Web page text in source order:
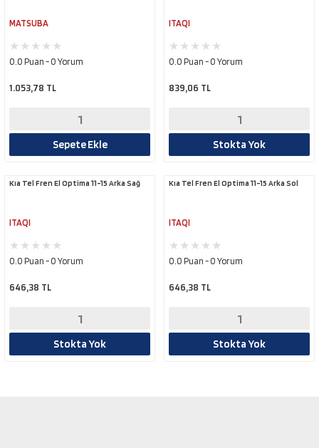
MATSUBA
0.0 Puan - 0 Yorum
1.053,78 TL
Sepete Ekle
ITAQI
0.0 Puan - 0 Yorum
839,06 TL
Stokta Yok
Kıa Tel Fren El Optima 11-15 Arka Sağ
ITAQI
0.0 Puan - 0 Yorum
646,38 TL
Stokta Yok
Kıa Tel Fren El Optima 11-15 Arka Sol
ITAQI
0.0 Puan - 0 Yorum
646,38 TL
Stokta Yok